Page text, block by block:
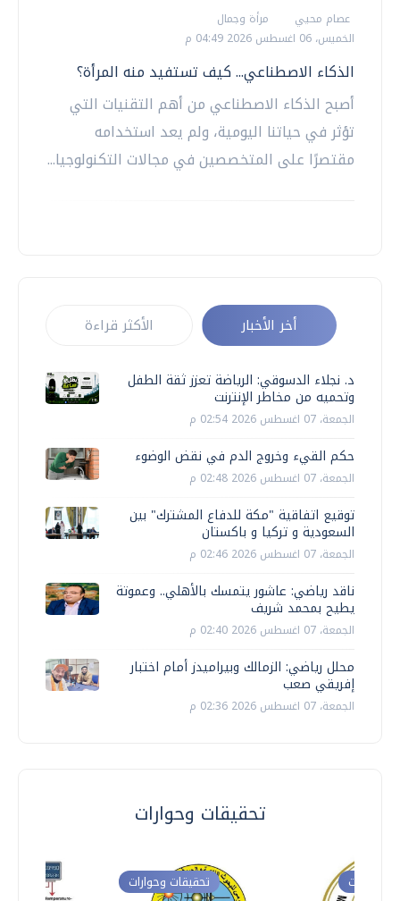
عصام محيي
مرأة وجمال
الخميس، 06 اغسطس 2026 04:49 م
الذكاء الاصطناعي... كيف تستفيد منه المرأة؟
أصبح الذكاء الاصطناعي من أهم التقنيات التي
تؤثر في حياتنا اليومية، ولم يعد استخدامه
مقتصرًا على المتخصصين في مجالات التكنولوجيا...
أخر الأخبار الأكثر قراءة
د. نجلاء الدسوقي: الرياضة تعزز ثقة الطفل
وتحميه من مخاطر الإنترنت
الجمعة، 07 اغسطس 2026 02:54 م
حكم القيء وخروج الدم في نقض الوضوء
الجمعة، 07 اغسطس 2026 02:48 م
توقيع اتفاقية "مكة للدفاع المشترك" بين
السعودية و تركيا و باكستان
الجمعة، 07 اغسطس 2026 02:46 م
ناقد رياضي: عاشور يتمسك بالأهلي.. وعموتة
يطيح بمحمد شريف
الجمعة، 07 اغسطس 2026 02:40 م
محلل رياضي: الزمالك وبيراميدز أمام اختبار
إفريقي صعب
الجمعة، 07 اغسطس 2026 02:36 م
تحقيقات وحوارات
تحقيقات وحوارات وحوارات